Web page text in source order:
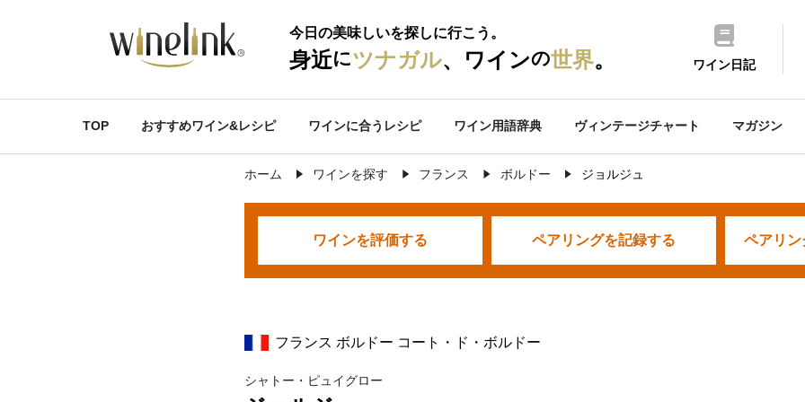
今日の美味しいを探しに行こう。
身近にツナガル、ワインの世界。 ワイン日記
TOP おすすめワイン&レシピ ワインに合うレシピ ワイン用語辞典 ヴィンテージチャート マガジン
ホーム ワインを探す フランス ボルドー ジョルジュ
ワインを評価する ペアリングを記録する ペアリン
フランス ボルドー コート・ド・ボルドー
シャトー・ピュイグロー